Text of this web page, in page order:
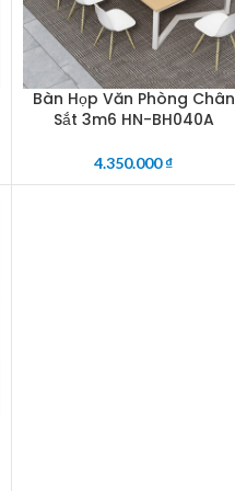
ADD TO CART
Bàn Họp Văn Phòng Chân
Sắt 3m6 HN-BH040A
4.350.000₫